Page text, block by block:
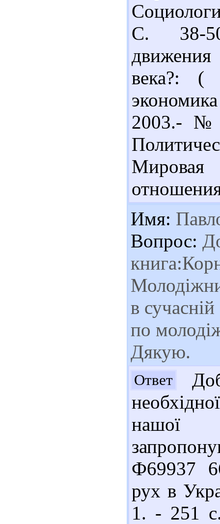
С. 38-
века?:
2003.- №
Имя:
Вопрос:
в
по
Дякую.
Ответ
нашої
Ф69937
рух в
1. - 251